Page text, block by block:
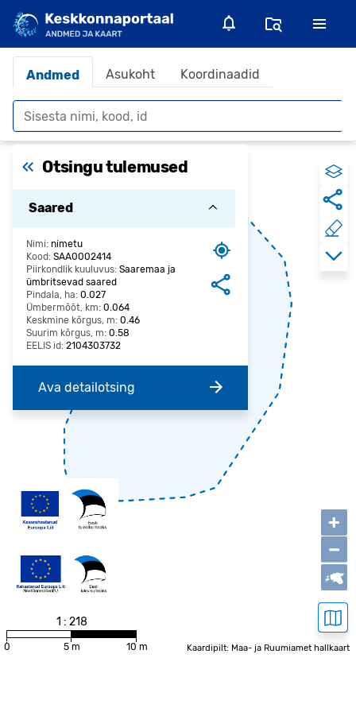
Andmed Asukoht Koordinaadid
Otsing
Otsingu tulemused
Saared
Nimi: nimetu
Kood: SAA0002414
Piirkondlik kuuluvus: Saaremaa ja
ümbritsevad saared
Pindala, ha: 0.027
Ümbermõõt, km: 0.064
Keskmine kõrgus, m: 0.46
Suurim kõrgus, m: 0.58
EELIS id: 2104303732
Ava detailotsing
+
−
Kaardipilt: Maa- ja Ruumiamet hallkaart
1 : 218
0 5 m 10 m